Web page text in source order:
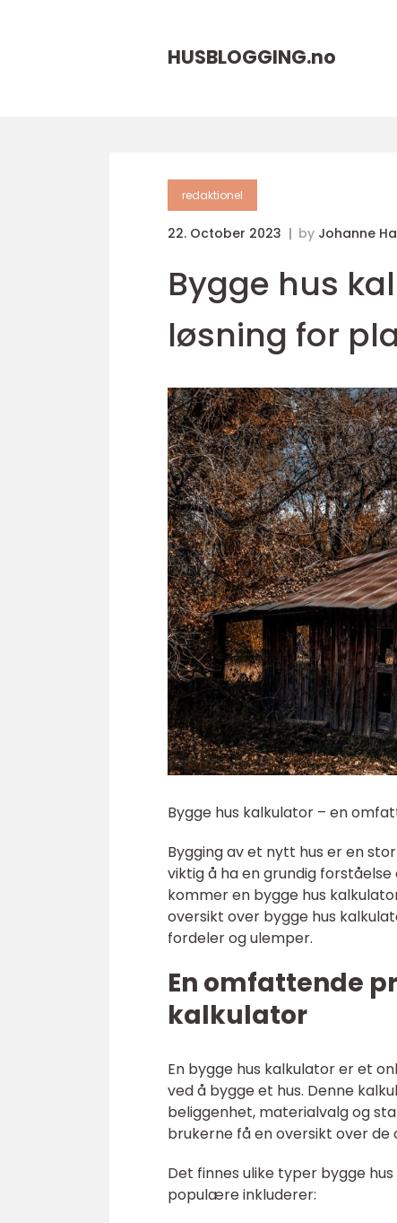
HUSBLOGGING.no
redaktionel
22. October 2023 by Johanne
Bygge hus
løsning for
Bygge hus kalkulator – en
Bygging av et nytt hus er en
viktig å ha en grundig
kommer en bygge hus
oversikt over bygge hus
fordeler og ulemper.
En omfattende
kalkulator
En bygge hus kalkulator er et
ved å bygge et hus. Denne
beliggenhet, materialvalg og
brukerne få en oversikt over
Det finnes ulike typer bygge
populære inkluderer: